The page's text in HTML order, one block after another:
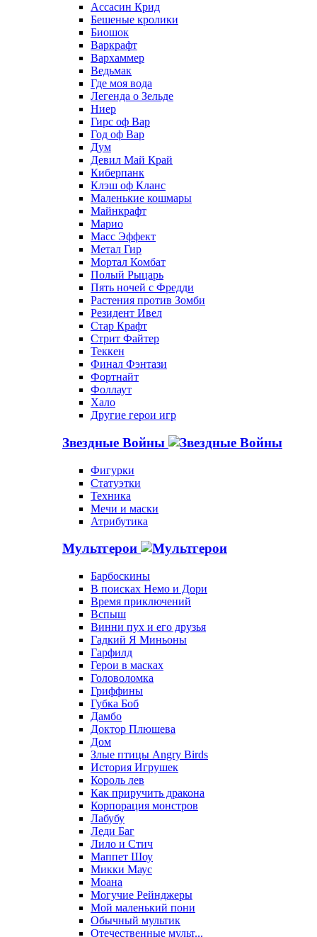
Ассасин Крид
Бешеные кролики
Биошок
Варкрафт
Вархаммер
Ведьмак
Где моя вода
Легенда о Зельде
Ниер
Гирс оф Вар
Год оф Вар
Дум
Девил Май Край
Киберпанк
Клэш оф Кланс
Маленькие кошмары
Майнкрафт
Марио
Масс Эффект
Метал Гир
Мортал Комбат
Полый Рыцарь
Пять ночей с Фредди
Растения против Зомби
Резидент Ивел
Стар Крафт
Стрит Файтер
Теккен
Финал Фэнтази
Фортнайт
Фоллаут
Хало
Другие герои игр
Звездные Войны
Фигурки
Статуэтки
Техника
Мечи и маски
Атрибутика
Мультгерои
Барбоскины
В поисках Немо и Дори
Время приключений
Вспыш
Винни пух и его друзья
Гадкий Я Миньоны
Гарфилд
Герои в масках
Головоломка
Гриффины
Губка Боб
Дамбо
Доктор Плюшева
Дом
Злые птицы Angry Birds
История Игрушек
Король лев
Как приручить дракона
Корпорация монстров
Лабубу
Леди Баг
Лило и Стич
Маппет Шоу
Микки Маус
Моана
Могучие Рейнджеры
Мой маленький пони
Обычный мультик
Отечественные мульт...